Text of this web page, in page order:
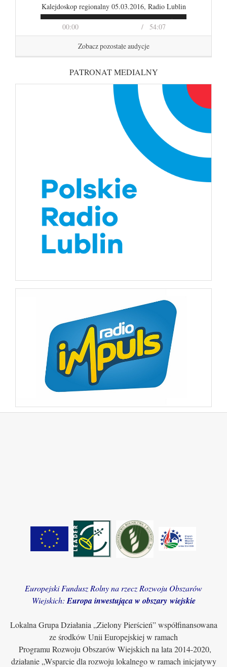
00:00 54:07
Kalejdoskop regionalny 05.03.2016, Radio Lublin
Zobacz pozostałe audycje
PATRONAT MEDIALNY
Europejski Fundusz Rolny na rzecz Rozwoju Obszarów
Wiejskich: Europa inwestująca w obszary wiejskie
Lokalna Grupa Działania „Zielony Pierścień” współfinansowana
ze środków Unii Europejskiej w ramach
Programu Rozwoju Obszarów Wiejskich na lata 2014-2020,
działanie „Wsparcie dla rozwoju lokalnego w ramach inicjatywy